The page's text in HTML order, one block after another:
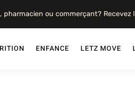
pharmacien ou commerçant?
ENFANCE LETZ MOVE